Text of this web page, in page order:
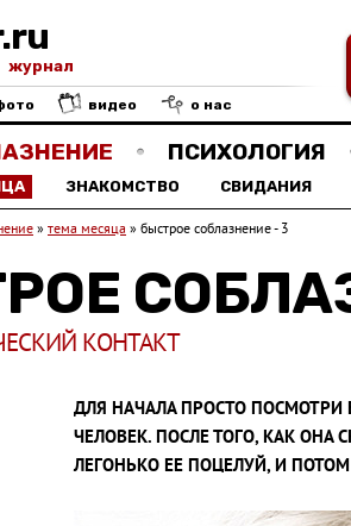
журнал
видео о нас
ПСИХОЛОГИЯ
ЗНАКОМСТВО СВИДАНИЯ
» тема месяца » быстрое соблазнение - 3
КОНТАКТ
ДЛЯ НАЧАЛА ПРОСТО ПОСМОТРИ
ЧЕЛОВЕК. ПОСЛЕ ТОГО, КАК ОНА
ЛЕГОНЬКО ЕЕ ПОЦЕЛУЙ, И